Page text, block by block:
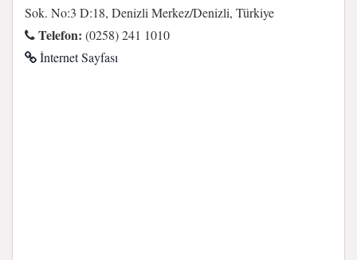
Sok. No:3 D:18, Denizli Merkez/Denizli, Türkiye
Telefon: (0258) 241 1010
İnternet Sayfası